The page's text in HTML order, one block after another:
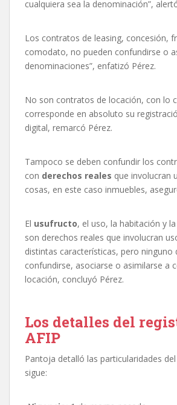
cualquiera sea la denominación”,
Los contratos de leasing, concesión,
comodato, no pueden confundirse o
denominaciones”, enfatizó Pérez.
No son contratos de locación, con lo
corresponde en absoluto su
digital, remarcó Pérez.
Tampoco se deben confundir los
con derechos reales que involucran
cosas, en este caso inmuebles,
El usufructo, el uso, la habitación y la
son derechos reales que involucran
distintas características, pero ninguno
confundirse, asociarse o asimilarse a
locación, concluyó Pérez.
Los detalles del
AFIP
Pantoja detalló las particularidades
sigue: